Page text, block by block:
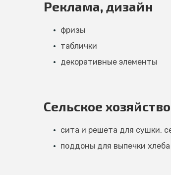
Реклама, дизайн
фризы
таблички
декоративные элементы
Сельское хозяйство
сита и решета для сушки,
поддоны для выпечки хлеба